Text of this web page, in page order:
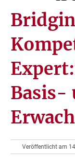
Basis-
Veröffentlicht am